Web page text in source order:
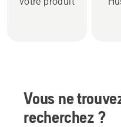
Vous ne
recherchez ?